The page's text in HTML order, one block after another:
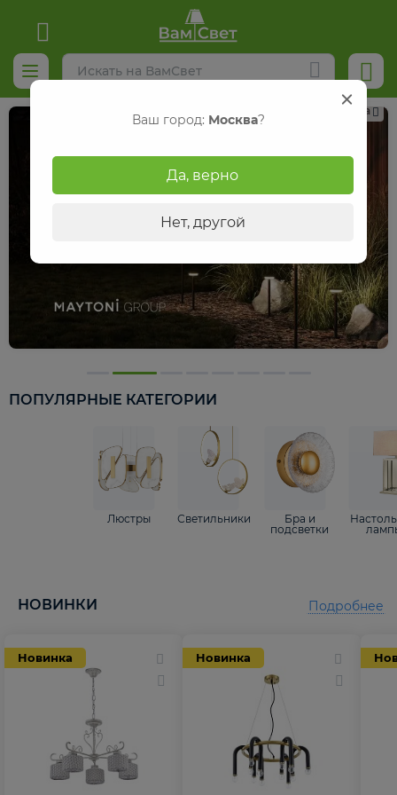
Реклама
ПОПУЛЯРНЫЕ КАТЕГОРИИ
Люстры Светильники
Бра и
подсветки
НОВИНКИ
Новинка Новинка
Подробнее
Ваш город: Москва?
Да, верно
Нет, другой